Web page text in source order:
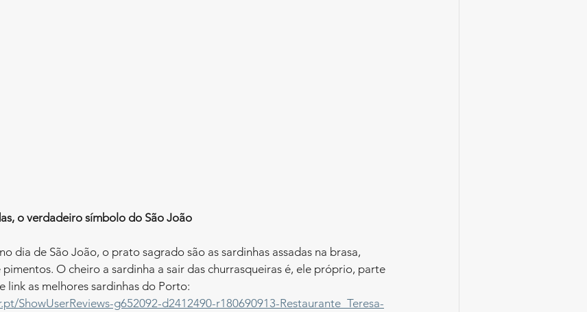
o verdadeiro símbolo do São João
dia de São João, o prato sagrado são as sardinhas assadas na brasa,
O cheiro a sardinha a sair das churrasqueiras é, ele próprio, parte
link as melhores sardinhas do Porto:
ShowUserReviews-g652092-d2412490-r180690913-Restaurante_Teresa-